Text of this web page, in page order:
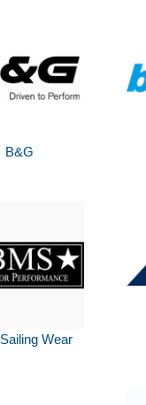
B&G
Wear